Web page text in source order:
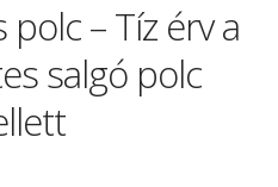
– Tíz érv a
salgó polc